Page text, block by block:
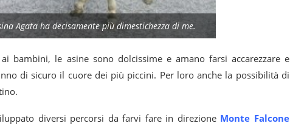
Agata ha decisamente più dimestichezza di me.
bambini, le asine sono dolcissime e amano farsi accarezzare e
di sicuro il cuore dei più piccini. Per loro anche la possibilità di
diversi percorsi da farvi fare in direzioneMonte Falcone